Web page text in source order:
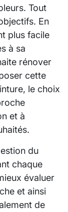
Tout
En
plus facile
à sa
rénover
cette
le choix
et à
du
chaque
évaluer
et ainsi
de